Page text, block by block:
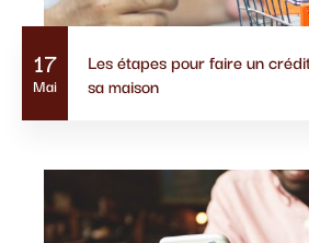
17
Mai
Les étapes pour faire un
sa maison